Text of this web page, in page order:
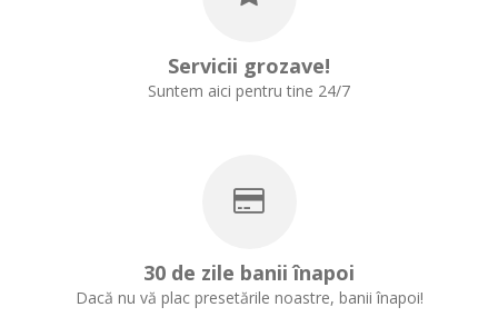
Servicii grozave!
Suntem aici pentru tine 24/7
30 de zile banii înapoi
Dacă nu vă plac presetările noastre, banii înapoi!